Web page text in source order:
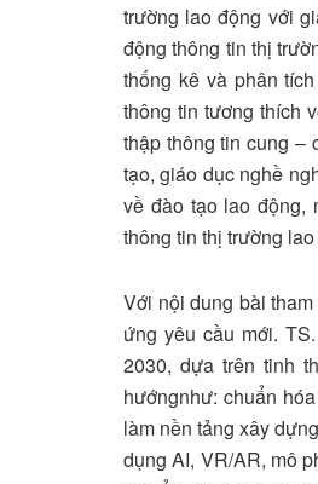
trường lao động với
động thông tin thị
thống kê và phân
thông tin tương thích
thập thông tin cung
tạo, giáo dục nghề
về đào tạo lao
thông tin thị trường
Với nội dung bài
ứng yêu cầu mới.
2030, dựa trên tinh
hướngnhư: chuẩn
làm nền tảng xây
dụng AI, VR/AR, mô